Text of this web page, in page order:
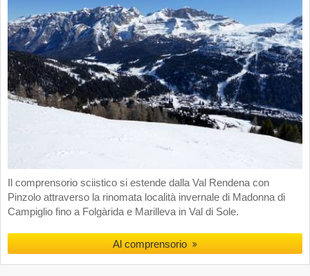
Il comprensorio sciistico si estende dalla Val Rendena con
Pinzolo attraverso la rinomata località invernale di Madonna di
Campiglio fino a Folgàrida e Marilleva in Val di Sole.
Al comprensorio